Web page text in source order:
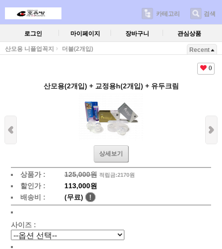
카테고리 검색
로그인 마이페이지 장바구니 관심상품
산모용 니플업꼭지 더블(2개입) Recent
0
산모용(2개입) + 교정용h(2개입) + 유두크림
상세보기
상품가 : 125,000원 적립금:2170원
할인가 :
113,000원
배송비 :
(무료) !
사이즈 :